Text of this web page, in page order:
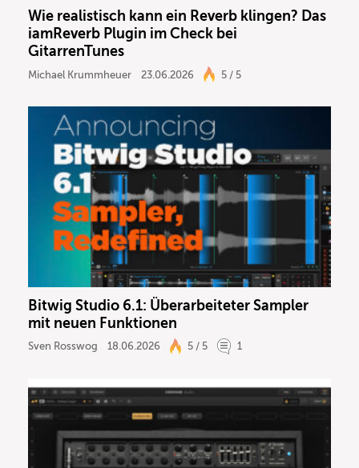
Wie realistisch kann ein Reverb klingen? Das
iamReverb Plugin im Check bei
GitarrenTunes
Michael Krummheuer 23.06.2026 5 / 5
Bitwig Studio 6.1: Überarbeiteter Sampler
mit neuen Funktionen
Sven Rosswog 18.06.2026 5 / 5 1